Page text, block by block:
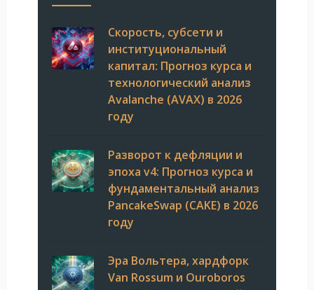
Скорость, субсети и
институциональный
капитал: Прогноз курса и
технологический анализ
Avalanche (AVAX) в 2026
году
Разворот к дефляции и
эпоха v4: Прогноз курса и
фундаментальный анализ
PancakeSwap (CAKE) в 2026
году
Эра Вольтера, хардфорк
Van Rossum и Ouroboros